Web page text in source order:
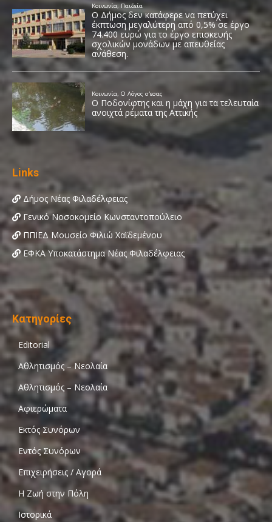
Links
Δήμος Νέας Φιλαδέλφειας
Γενικό Νοσοκομείο Κωνσταντοπούλειο
ΠΠΙΕΔ Μουσείο Φιλιώ Χαϊδεμένου
ΕΦΚΑ Υποκατάστημα Νέας Φιλαδέλφειας
Κατηγορίες
Editorial
Αθλητισμός – Νεολαία
Αθλητισμός – Νεολαία
Αφιερώματα
Εκτός Συνόρων
Εντός Συνόρων
Επιχειρήσεις / Αγορά
Η Ζωή στην Πόλη
Ιστορικά